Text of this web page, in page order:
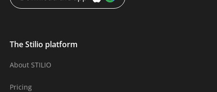
The Stilio platform
About STILIO
Pricing